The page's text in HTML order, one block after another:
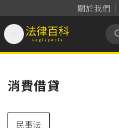
關於我們
法律百科 Legispedia
消費借貸
民事法